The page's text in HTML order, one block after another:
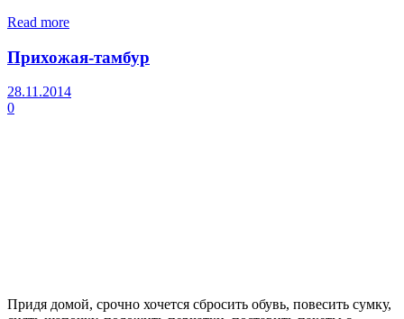
Read more
Прихожая-тамбур
28.11.2014
0
Придя домой, срочно хочется сбросить обувь, повесить сумку,